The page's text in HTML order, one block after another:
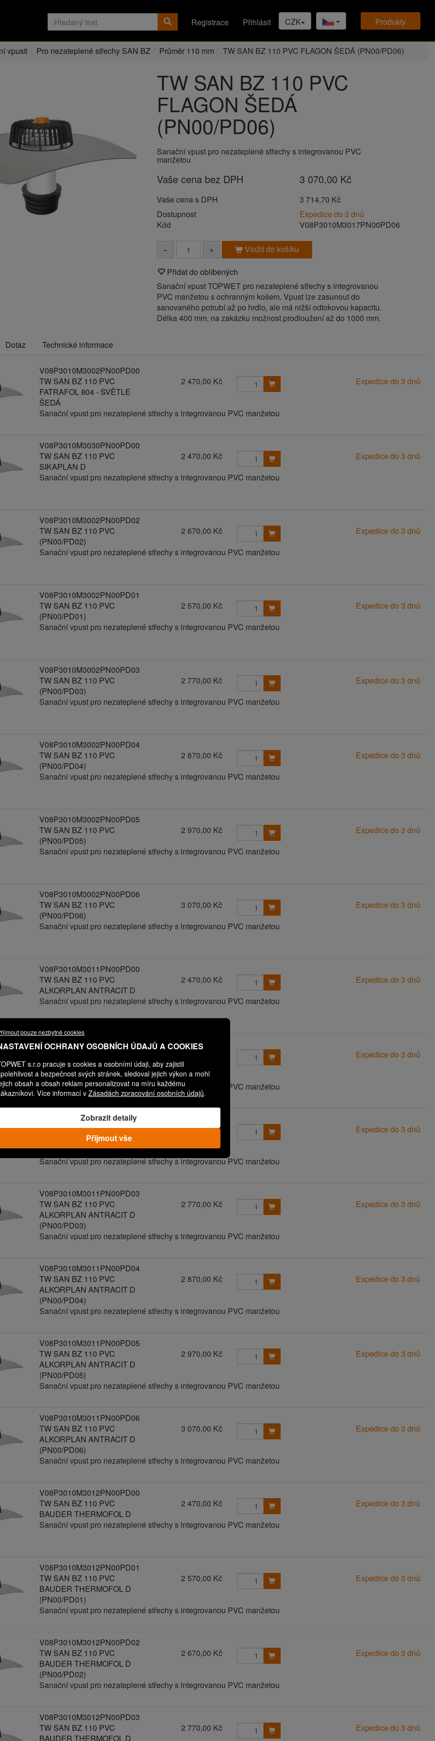
pouze nezbytné cookies
OCHRANY OSOBNÍCH ÚDAJŮ A COOKIES
s.r.o pracuje s cookies a osobními údaji, aby zajistil
a bezpečnost svých stránek, sledoval jejich výkon a mohl
obsah a obsah reklam personalizovat na míru každému
Více informací v Zásadách zpracování osobních údajů.
Zobrazit detaily
Přijmout vše
produkty
CZK
Registrace Přihlásit
vpusti Pro nezateplené střechy SAN BZ Průměr 110 mm TW SAN BZ 110 PVC FLAGON ŠEDÁ (PN00/PD06)
TW SAN BZ 110 PVC
FLAGON ŠEDÁ
(PN00/PD06)
Sanační vpust pro nezateplené střechy s integrovanou PVC
manžetou
Vaše cena bez DPH 3 070,00 Kč
Vaše cena s DPH
3 714,70 Kč
Dostupnost
Expedice do 3 dnů
Kód
V08P3010M3017PN00PD06
− + Vložit do košíku
Přidat do oblíbených
Sanační vpust TOPWET pro nezateplené střechy s integrovanou
PVC manžetou s ochranným košem. Vpust lze zasunout do
sanovaného potrubí až po hrdlo, ale má nižší odtokovou kapacitu.
Délka 400 mm, na zakázku možnost prodloužení až do 1000 mm.
Dotaz Technické informace
V08P3010M3002PN00PD00
TW SAN BZ 110 PVC
FATRAFOL 804 - SVĚTLE
ŠEDÁ
2 470,00 Kč Expedice do 3 dnů
Sanační vpust pro nezateplené střechy s integrovanou PVC manžetou
V08P3010M3030PN00PD00
TW SAN BZ 110 PVC
SIKAPLAN D
2 470,00 Kč
Expedice do 3 dnů
Sanační vpust pro nezateplené střechy s integrovanou PVC manžetou
V08P3010M3002PN00PD02
TW SAN BZ 110 PVC
(PN00/PD02)
2 670,00 Kč
Expedice do 3 dnů
Sanační vpust pro nezateplené střechy s integrovanou PVC manžetou
V08P3010M3002PN00PD01
TW SAN BZ 110 PVC
(PN00/PD01)
2 570,00 Kč
Expedice do 3 dnů
Sanační vpust pro nezateplené střechy s integrovanou PVC manžetou
V08P3010M3002PN00PD03
TW SAN BZ 110 PVC
(PN00/PD03)
2 770,00 Kč
Expedice do 3 dnů
Sanační vpust pro nezateplené střechy s integrovanou PVC manžetou
V08P3010M3002PN00PD04
TW SAN BZ 110 PVC
(PN00/PD04)
2 870,00 Kč
Expedice do 3 dnů
Sanační vpust pro nezateplené střechy s integrovanou PVC manžetou
V08P3010M3002PN00PD05
TW SAN BZ 110 PVC
(PN00/PD05)
2 970,00 Kč
Expedice do 3 dnů
Sanační vpust pro nezateplené střechy s integrovanou PVC manžetou
V08P3010M3002PN00PD06
TW SAN BZ 110 PVC
(PN00/PD06)
3 070,00 Kč
Expedice do 3 dnů
Sanační vpust pro nezateplené střechy s integrovanou PVC manžetou
V08P3010M3011PN00PD00
TW SAN BZ 110 PVC
ALKORPLAN ANTRACIT D
2 470,00 Kč
Expedice do 3 dnů
Sanační vpust pro nezateplené střechy s integrovanou PVC manžetou
V08P3010M3011PN00PD01
ALKORPLAN ANTRACIT D
(PN00/PD01)
Expedice do 3 dnů
Sanační vpust pro nezateplené střechy s integrovanou PVC manžetou
V08P3010M3011PN00PD02
TW SAN BZ 110 PVC
ALKORPLAN ANTRACIT D
(PN00/PD02)
2 670,00 Kč Expedice do 3 dnů
Sanační vpust pro nezateplené střechy s integrovanou PVC manžetou
V08P3010M3011PN00PD03
TW SAN BZ 110 PVC
ALKORPLAN ANTRACIT D
(PN00/PD03)
2 770,00 Kč Expedice do 3 dnů
Sanační vpust pro nezateplené střechy s integrovanou PVC manžetou
V08P3010M3011PN00PD04
TW SAN BZ 110 PVC
ALKORPLAN ANTRACIT D
(PN00/PD04)
2 870,00 Kč Expedice do 3 dnů
Sanační vpust pro nezateplené střechy s integrovanou PVC manžetou
V08P3010M3011PN00PD05
TW SAN BZ 110 PVC
ALKORPLAN ANTRACIT D
(PN00/PD05)
2 970,00 Kč Expedice do 3 dnů
Sanační vpust pro nezateplené střechy s integrovanou PVC manžetou
V08P3010M3011PN00PD06
TW SAN BZ 110 PVC
ALKORPLAN ANTRACIT D
(PN00/PD06)
3 070,00 Kč Expedice do 3 dnů
Sanační vpust pro nezateplené střechy s integrovanou PVC manžetou
V08P3010M3012PN00PD00
TW SAN BZ 110 PVC
BAUDER THERMOFOL D
2 470,00 Kč
Expedice do 3 dnů
Sanační vpust pro nezateplené střechy s integrovanou PVC manžetou
V08P3010M3012PN00PD01
TW SAN BZ 110 PVC
BAUDER THERMOFOL D
(PN00/PD01)
2 570,00 Kč Expedice do 3 dnů
Sanační vpust pro nezateplené střechy s integrovanou PVC manžetou
V08P3010M3012PN00PD02
TW SAN BZ 110 PVC
BAUDER THERMOFOL D
(PN00/PD02)
2 670,00 Kč Expedice do 3 dnů
Sanační vpust pro nezateplené střechy s integrovanou PVC manžetou
V08P3010M3012PN00PD03
TW SAN BZ 110 PVC
BAUDER THERMOFOL D
2 770,00 Kč Expedice do 3 dnů